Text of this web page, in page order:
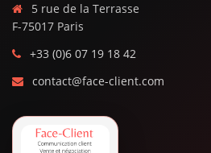
5 rue de la Terrasse
F-75017 Paris
+33 (0)6 07 19 18 42
contact@face-client.com